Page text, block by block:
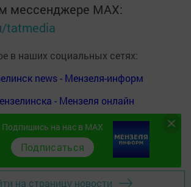
мессенджере MАХ:
tatmedia
в наших социальных сетях:
news - Мензеля-информ
- Мензеля онлайн
ok.ru/menzelinsk
Мензелинск news - Мензеля-информ
на страницу новости
Подпишись на нас в MAX
Подписаться